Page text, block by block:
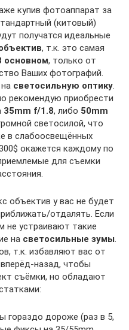
купив фотоаппарат за
(китовый)
получатся идеальные
, т.к. это самая
основном, только от
Ваших фотографий.
светосильную оптику.
рекомендую приобрести
35mm f/1.8, либо 50mm
светосилой, что
в слабоосвещённых
окажется каждому по
для съемки
объектив у вас не будет
отдалять. Если
не устраивают такие
на светосильные зумы.
т.к. избавляют вас от
назад, чтобы
съёмки, но обладают
гораздо дороже (раз в 5,